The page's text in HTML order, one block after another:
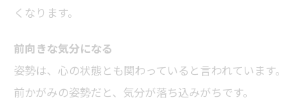
くなります。
前向きな気分になる
姿勢は、心の状態とも関わっていると言われています。
前かがみの姿勢だと、気分が落ち込みがちです。